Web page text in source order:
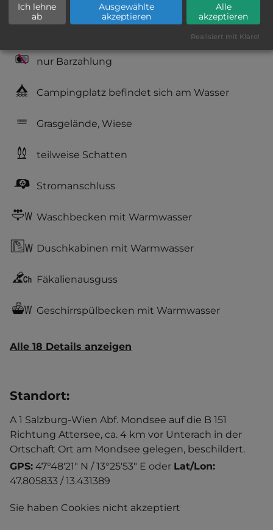
Service: mittelmäßig, das Wichtigste ist
nur Barzahlung
Campingplatz befindet sich am Wasser
Grasgelände, Wiese
teilweise Schatten
Stromanschluss
Waschbecken mit Warmwasser
Duschkabinen mit Warmwasser
Fäkalienausguss
Geschirrspülbecken mit Warmwasser
Alle 18 Details anzeigen
Standort:
A 1 Salzburg-Wien Abf. Mondsee auf die B 151
Richtung Attersee, ca. 4 km vor Unterach in der
Ortschaft Ort am Mondsee gelegen, beschildert.
GPS: 47°48'21" N / 13°25'53" E oder Lat/Lon:
47.805833 / 13.431389
Sie haben Cookies nicht akzeptiert
Ich lehne
ab
Ausgewählte
akzeptieren
Alle
akzeptieren
Realisiert mit Klaro!